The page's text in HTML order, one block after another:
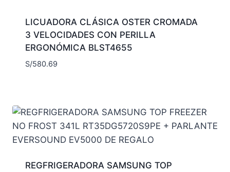
LICUADORA CLÁSICA OSTER CROMADA
3 VELOCIDADES CON PERILLA
ERGONÓMICA BLST4655
S/580.69
REGFRIGERADORA SAMSUNG TOP